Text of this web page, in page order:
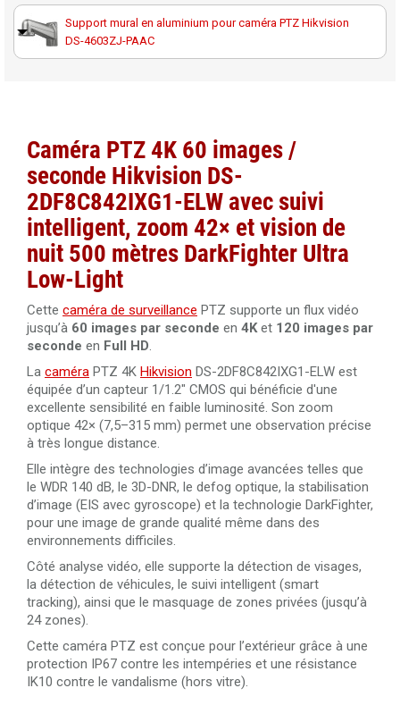
Support mural en aluminium pour caméra PTZ Hikvision
DS-4603ZJ-PAAC
Caméra PTZ 4K 60 images /
seconde Hikvision DS-
2DF8C842IXG1-ELW avec suivi
intelligent, zoom 42× et vision de
nuit 500 mètres DarkFighter Ultra
Low-Light
Cette caméra de surveillance PTZ supporte un flux vidéo
jusqu’à 60 images par seconde en 4Ket 120 images par
seconde en Full HD.
La caméra PTZ 4K Hikvision DS-2DF8C842IXG1-ELW est
équipée d’un capteur 1/1.2″ CMOS qui bénéficie d'une
excellente sensibilité en faible luminosité. Son zoom
optique 42× (7,5–315 mm) permet une observation précise
à très longue distance.
Elle intègre des technologies d’image avancées telles que
le WDR 140 dB, le 3D-DNR, le defog optique, la stabilisation
d’image (EIS avec gyroscope) et la technologie DarkFighter,
pour une image de grande qualité même dans des
environnements difficiles.
Côté analyse vidéo, elle supporte la détection de visages,
la détection de véhicules, le suivi intelligent (smart
tracking), ainsi que le masquage de zones privées (jusqu’à
24 zones).
Cette caméra PTZ est conçue pour l’extérieur grâce à une
protection IP67 contre les intempéries et une résistance
IK10 contre le vandalisme (hors vitre).